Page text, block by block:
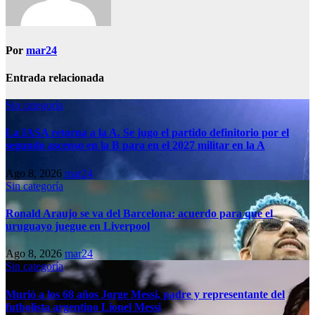
Por mar24
Entrada relacionada
Sin categoría
La IASA retorna a la A. Se jugo el partido definitorio por el
segundo ascenso en la B para en el 2027 militar en la A
Ago 8, 2026 mar24
Sin categoría
Ronald Araujo se va del Barcelona: acuerdo para que el
uruguayo juegue en Liverpool
Ago 8, 2026 mar24
Sin categoría
Murió a los 68 años Jorge Messi, padre y representante del
futbolista argentino Lionel Messi